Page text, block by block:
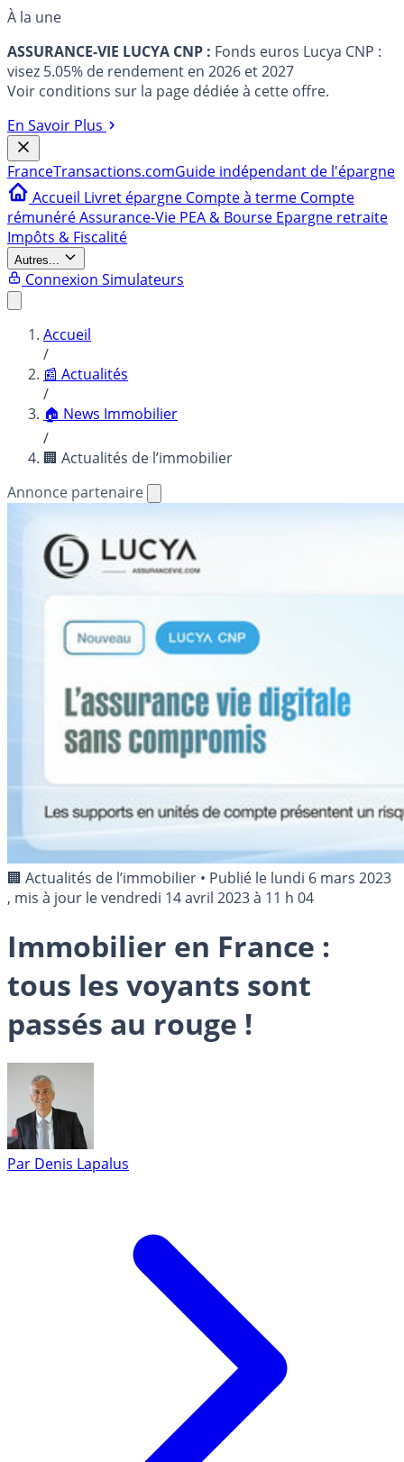
À la une
ASSURANCE-VIE LUCYA CNP : Fonds euros Lucya CNP :
visez 5.05% de rendement en 2026 et 2027
Voir conditions sur la page dédiée à cette offre.
En Savoir Plus
FranceTransactions.comGuide indépendant de l'épargne
Accueil Livret épargne Compte à terme Compte
rémunéréAssurance-Vie PEA & Bourse Epargne retraite
Impôts & Fiscalité
Autres...
Connexion Simulateurs
Accueil
/
📰 Actualités
/
🏠 News Immobilier
/
🏢 Actualités de l’immobilier
Annonce partenaire
🏢 Actualités de l’immobilier • Publié le lundi 6 mars 2023
, mis à jour levendredi 14 avril 2023 à 11 h 04
Immobilier en France :
tous les voyants sont
passés au rouge !
Par Denis Lapalus